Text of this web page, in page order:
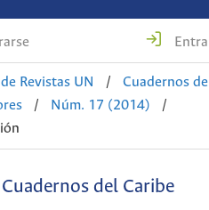
Revistas UN /
Cuadernos
/ Núm. 17 (2014)
/
Cuadernos del Caribe